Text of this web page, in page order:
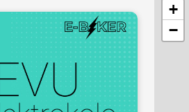
+
−